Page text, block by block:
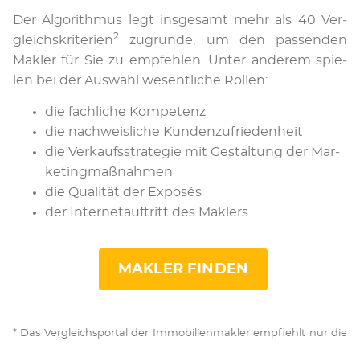
Der Al­go­rith­mus legt ins­ge­samt mehr als 40 Ver­
gleichs­kri­te­ri­en2
zu­grun­de, um den pas­sen­den
Mak­ler für Sie zu emp­feh­len. Un­ter an­de­rem spie­
len bei der Aus­wahl we­sent­li­che Rol­len:
die fachliche Kompetenz
die nachweisliche Kundenzufriedenheit
die Verkaufsstrategie mit Gestaltung der Mar­
ke­ting­maß­nah­men
die Qualität der Exposés
der Internetauftritt des Maklers
MAKLER FINDEN
* Das Ver­gleich­spor­tal der Im­mo­bi­li­en­mak­ler emp­fiehlt nur die